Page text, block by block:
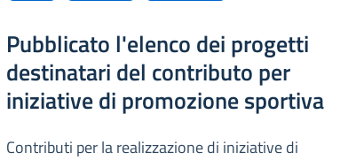
Pubblicato l'elenco dei progetti
destinatari del contributo per
iniziative di promozione sportiva
Contributi per la realizzazione di iniziative di